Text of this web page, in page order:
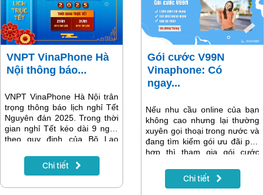
VNPT VinaPhone Hà
Nội thông báo...
VNPT VinaPhone Hà Nội trân
trọng thông báo lịch nghỉ Tết
Nguyên đán 2025. Trong thời
gian nghỉ Tết kéo dài 9 ngày
theo quy định của Bộ Lao
khách hàng cùng 14 cửa hàng
giao dịch VNPT VinaPhone tại
Chi tiết
Gói cước V99N
Vinaphone: Có
ngay...
Nếu nhu cầu online của bạn
không cao nhưng lại thường
xuyên gọi thoại trong nước và
đang tìm kiếm gói ưu đãi phù
hợp thì tham gia gói cước
siêu tiết kiệm. Sở hữu gói dịch
vụ này, quý khách sẽ nhận
Chi tiết